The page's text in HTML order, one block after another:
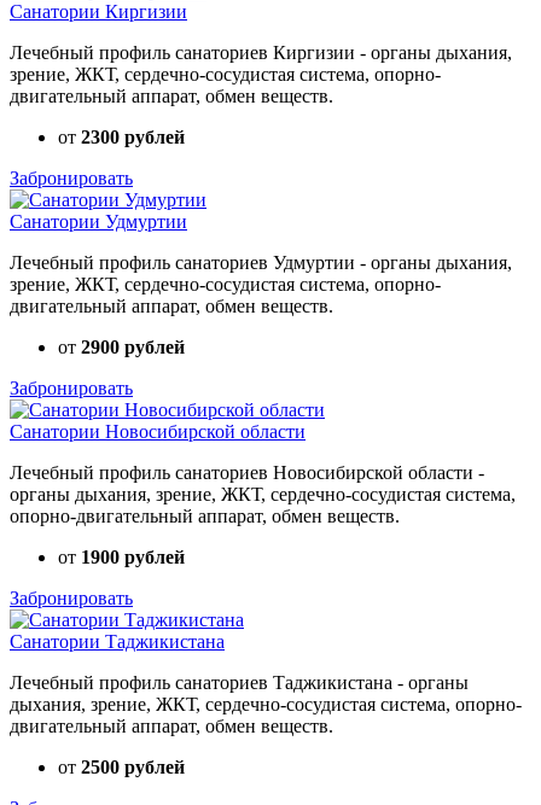
Санатории Киргизии
Лечебный профиль санаториев Киргизии - органы дыхания,
зрение, ЖКТ, сердечно-сосудистая система, опорно-
двигательный аппарат, обмен веществ.
от 2300 рублей
Забронировать
Санатории Удмуртии
Лечебный профиль санаториев Удмуртии - органы дыхания,
зрение, ЖКТ, сердечно-сосудистая система, опорно-
двигательный аппарат, обмен веществ.
от 2900 рублей
Забронировать
Санатории Новосибирской области
Лечебный профиль санаториев Новосибирской области -
органы дыхания, зрение, ЖКТ, сердечно-сосудистая система,
опорно-двигательный аппарат, обмен веществ.
от 1900 рублей
Забронировать
Санатории Таджикистана
Лечебный профиль санаториев Таджикистана - органы
дыхания, зрение, ЖКТ, сердечно-сосудистая система, опорно-
двигательный аппарат, обмен веществ.
от 2500 рублей